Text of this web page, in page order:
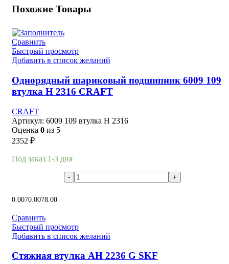
Похожие Товары
Сравнить
Быстрый просмотр
Добавить в список желаний
Однорядный шариковый подшипник 6009 109
втулка H 2316 CRAFT
CRAFT
Артикул: 6009 109 втулка H 2316
Оценка 0 из 5
2352 ₽
Под заказ 1-3 дня
0.0070.0078.00
Сравнить
Быстрый просмотр
Добавить в список желаний
Стяжная втулка AH 2236 G SKF